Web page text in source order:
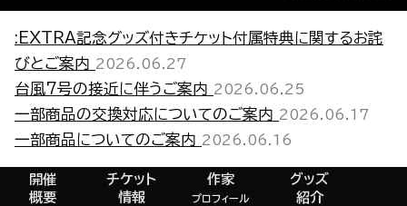
:EXTRA記念グッズ付きチケット付属特典に関するお詫
びとご案内 2026.06.27
台風7号の接近に伴うご案内 2026.06.25
一部商品の交換対応についてのご案内 2026.06.17
一部商品についてのご案内 2026.06.16
開催
概要
チケット
情報
作家
プロフィール
グッズ
紹介